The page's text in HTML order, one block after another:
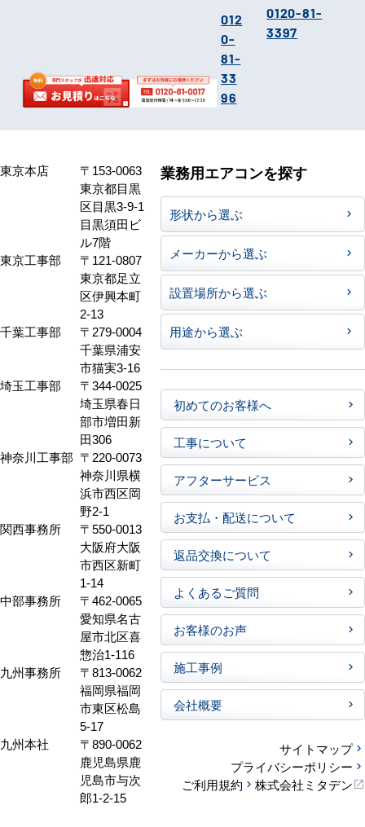
012
0-
81-
33
96
0120-81-
3397
東京本店
〒153-0063
東京都目黒
区目黒3-9-1
目黒須田ビ
ル7階
東京工事部
〒121-0807
東京都足立
区伊興本町
2-13
千葉工事部
〒279-0004
千葉県浦安
市猫実3-16
埼玉工事部
〒344-0025
埼玉県春日
部市増田新
田306
神奈川工事部 〒220-0073
神奈川県横
浜市西区岡
野2-1
関西事務所
〒550-0013
大阪府大阪
市西区新町
1-14
中部事務所
〒462-0065
愛知県名古
屋市北区喜
惣治1-116
九州事務所
〒813-0062
福岡県福岡
市東区松島
5-17
九州本社
〒890-0062
鹿児島県鹿
児島市与次
郎1-2-15
業務用エアコンを探す
形状から選ぶ
メーカーから選ぶ
設置場所から選ぶ
用途から選ぶ
初めてのお客様へ
工事について
アフターサービス
お支払・配送について
返品交換について
よくあるご質問
お客様のお声
施工事例
会社概要
サイトマップ
プライバシーポリシー
ご利用規約
株式会社ミタデン